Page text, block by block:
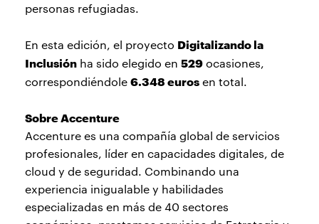
personas refugiadas.
En esta edición, el proyecto Digitalizando la
Inclusión ha sido elegido en 529ocasiones,
correspondiéndole6.348 eurosen total.
Sobre Accenture
Accenture es una compañía global de servicios
profesionales, líder en capacidades digitales, de
cloud y de seguridad. Combinando una
experiencia inigualable y habilidades
especializadas en más de 40 sectores